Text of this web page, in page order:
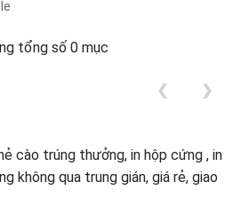
tổng số 0 mục
❮ ❯
cào trúng thưởng, in hộp cứng , in
không qua trung gián, giá rẻ, giao